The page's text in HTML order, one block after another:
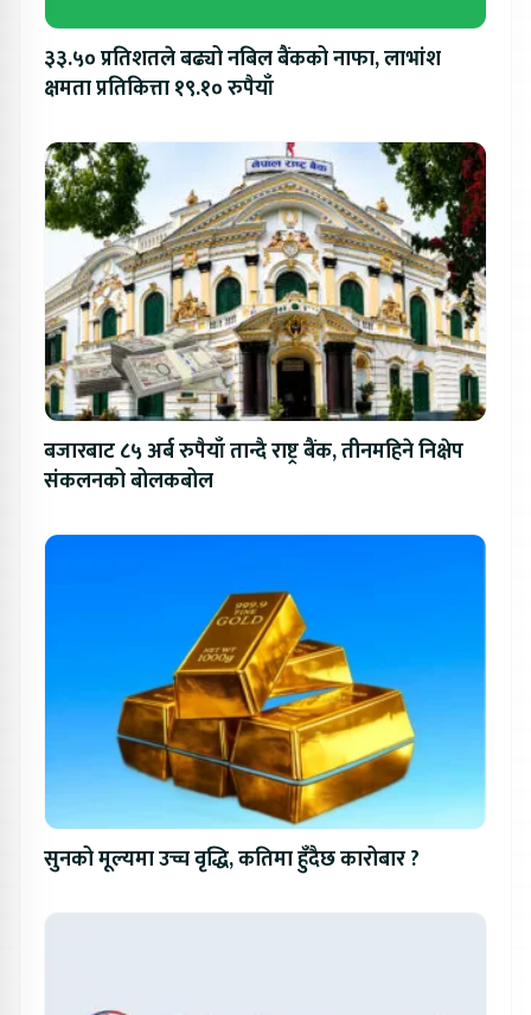
३३.५० प्रतिशतले बढ्यो नबिल बैंकको नाफा, लाभांश
क्षमता प्रतिकित्ता १९.१० रुपैयाँ
बजारबाट ८५ अर्ब रुपैयाँ तान्दै राष्ट्र बैंक, तीनमहिने निक्षेप
संकलनको बोलकबोल
सुनको मूल्यमा उच्च वृद्धि, कतिमा हुँदैछ कारोबार ?